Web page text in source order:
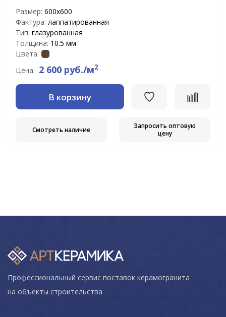
Размер: 600х600
Фактура: лаппатированная
Тип: глазурованная
Толщина: 10.5 мм
Цвета:
Цена: 2 600 руб./м2
В корзину
Смотреть наличие
Запросить оптовую
цену
Профессиональный сервис поставок керамогранита
на объекты строительства